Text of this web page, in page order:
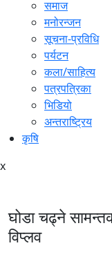
समाज
मनोरन्जन
सूचना-प्रविधि
पर्यटन
कला/साहित्य
पत्रपत्रिका
भिडियो
अन्तराष्ट्रिय
कृषि
x
घोडा चढ्ने
विप्लव